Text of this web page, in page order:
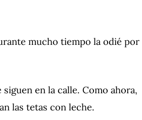
mucho tiempo la odié por
en la calle. Como ahora,
las tetas con leche.